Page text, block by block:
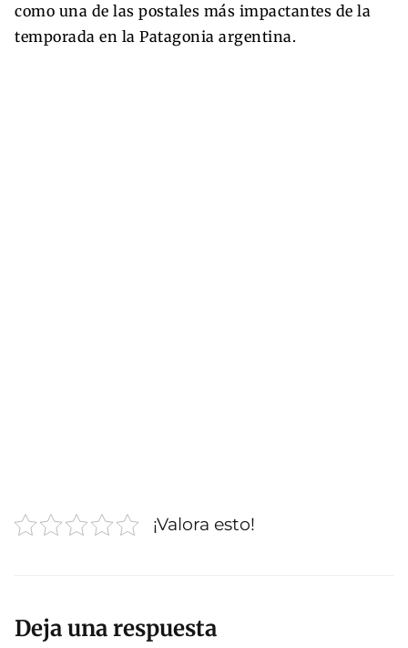
como una de las postales más impactantes de la
temporada en la Patagonia argentina.
¡Valora esto!
Deja una respuesta